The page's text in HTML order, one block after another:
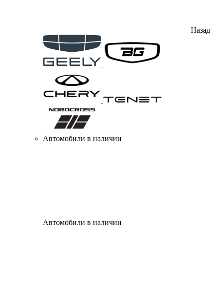
Назад
Автомобили в наличии
Автомобили в наличии